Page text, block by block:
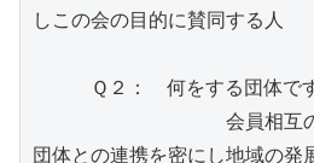
しこの会の目的に賛同する人
Ｑ２：　何をする団体で
会員相互の親睦と
団体との連携を密にし地域の発